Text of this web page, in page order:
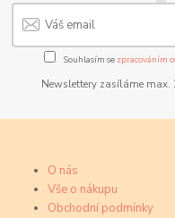
Souhlasím se zpracováním
Newslettery zasíláme max.
O nás
Vše o nákupu
Obchodní podmínky